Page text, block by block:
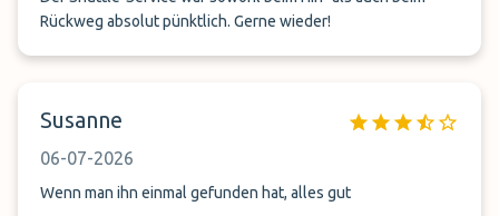
Rückweg absolut pünktlich. Gerne wieder!
Susanne
06-07-2026
Wenn man ihn einmal gefunden hat, alles gut